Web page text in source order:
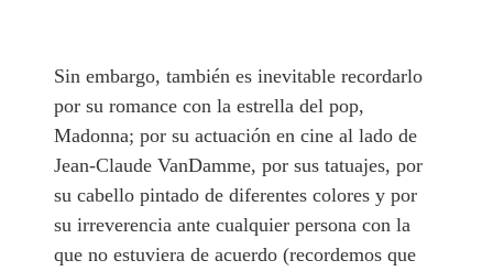
Sin embargo, también es inevitable recordarlo
por su romance con la estrella del pop,
Madonna; por su actuación en cine al lado de
Jean-Claude VanDamme, por sus tatuajes, por
su cabello pintado de diferentes colores y por
su irreverencia ante cualquier persona con la
que no estuviera de acuerdo (recordemos que